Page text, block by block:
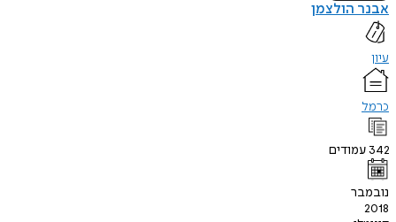
אבנר הולצמן
עיון
כרמל
342 עמודים
נובמבר
2018